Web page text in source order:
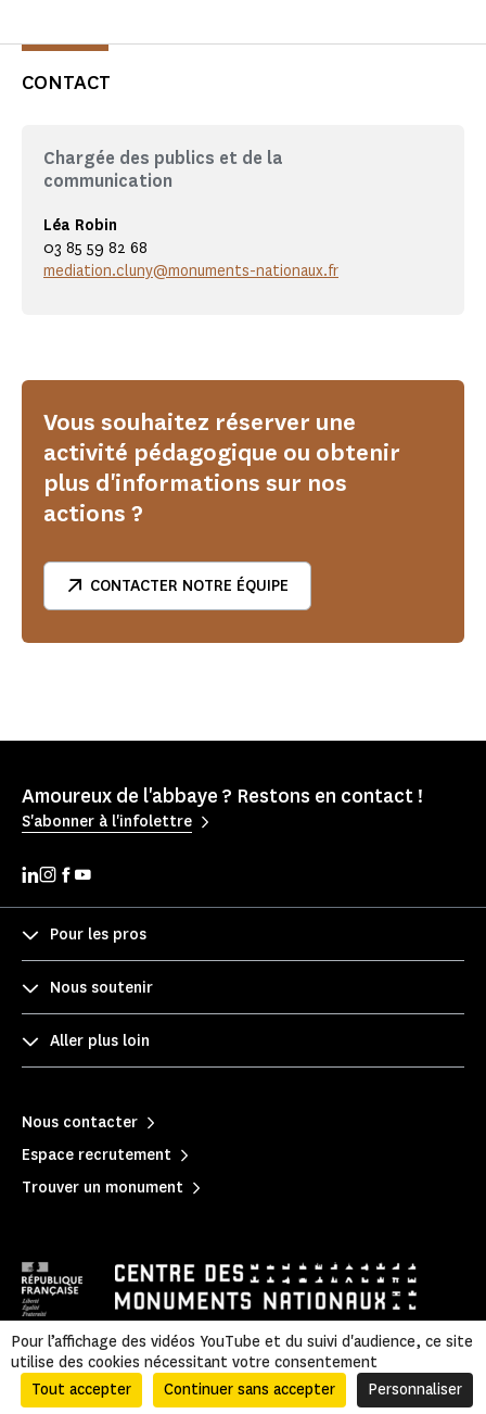
CONTACT
Chargée des publics et de la
communication
Léa Robin
03 85 59 82 68
mediation.cluny@monuments-nationaux.fr
Vous souhaitez réserver une
activité pédagogique ou obtenir
plus d'informations sur nos
actions ?
CONTACTER NOTRE ÉQUIPE
Amoureux de l'abbaye ? Restons en contact !
S'abonner à l'infolettre
Pour les pros
Nous soutenir
Aller plus loin
Nous contacter
Espace recrutement
Trouver un monument
Mentions légales Politique de confidentialité
|
Informations légales et administratives
| Accessibilité | Plan du site
Pour l’affichage des vidéos YouTube et du suivi d'audience, ce site
utilise des cookies nécessitant votre consentement
Tout accepter
Continuer sans accepter Personnaliser